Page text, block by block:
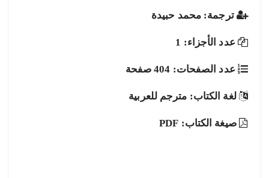
ترجمة: محمد حبيدة
عدد الأجزاء: 1
عدد الصفحات: 404 صفحة
لغة الكتاب: مترجم للعربية
صيغة الكتاب: PDF